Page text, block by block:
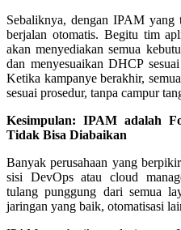
Sebaliknya, dengan IPAM yang
berjalan otomatis. Begitu tim
akan menyediakan semua
dan menyesuaikan DHCP
Ketika kampanye berakhir,
sesuai prosedur, tanpa campur
Kesimpulan: IPAM adalah
Tidak Bisa Diabaikan
Banyak perusahaan yang
sisi DevOps atau cloud
tulang punggung dari semua
jaringan yang baik, otomatisasi